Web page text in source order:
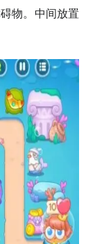
物。中间放置